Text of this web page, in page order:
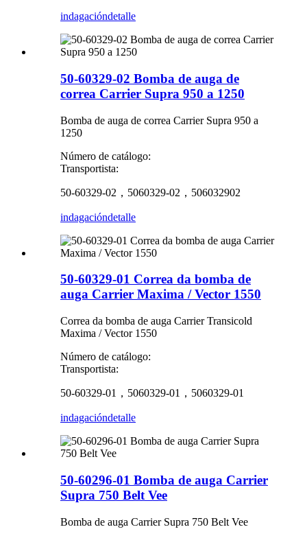
indagacióndetalle
50-60329-02 Bomba de auga de
correa Carrier Supra 950 a 1250
Bomba de auga de correa Carrier Supra 950 a
1250
Número de catálogo:
Transportista:
50-60329-02，5060329-02，506032902
indagacióndetalle
50-60329-01 Correa da bomba de
auga Carrier Maxima / Vector 1550
Correa da bomba de auga Carrier Transicold
Maxima / Vector 1550
Número de catálogo:
Transportista:
50-60329-01，5060329-01，5060329-01
indagacióndetalle
50-60296-01 Bomba de auga Carrier
Supra 750 Belt Vee
Bomba de auga Carrier Supra 750 Belt Vee